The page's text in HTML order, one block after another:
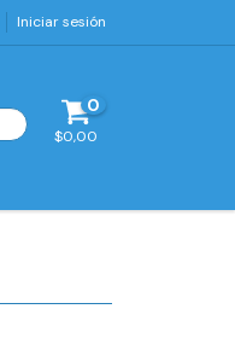
Iniciar sesión
0
$0,00